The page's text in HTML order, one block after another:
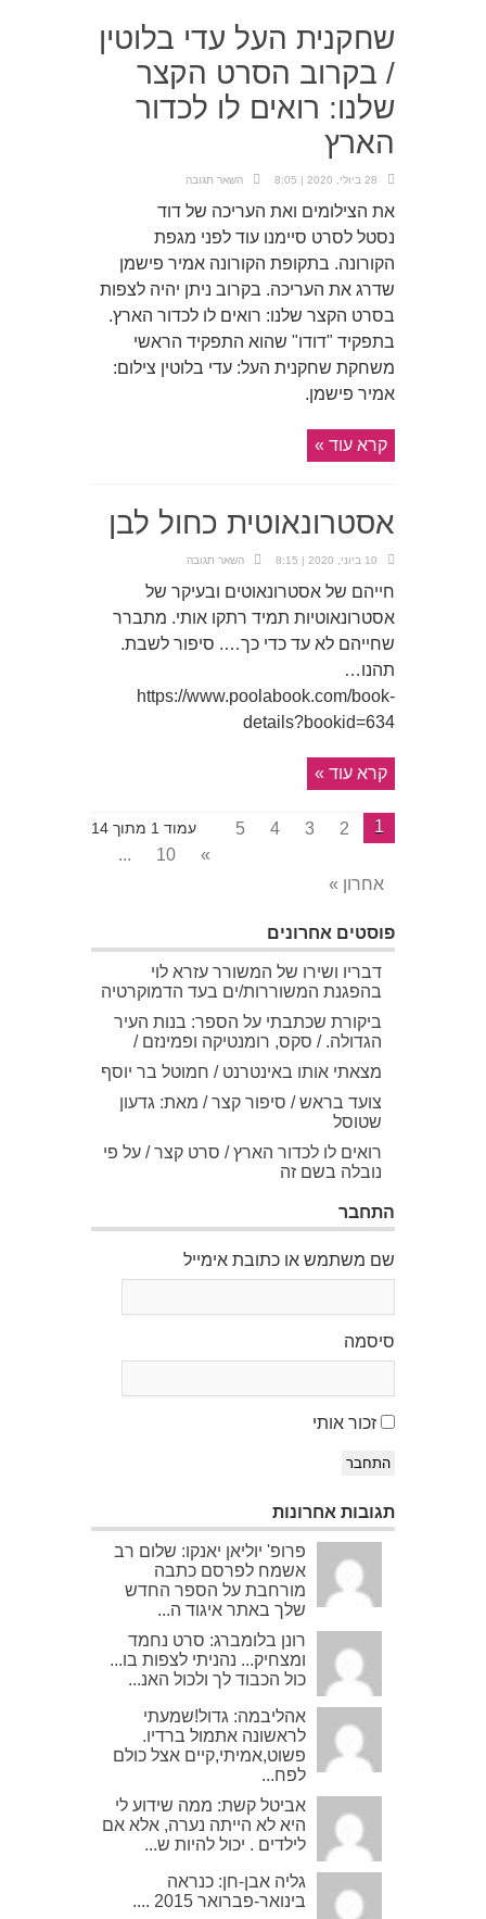
שחקנית העל עדי בלוטין
/ בקרוב הסרט הקצר
שלנו: רואים לו לכדור
הארץ
28 ביולי, 2020 | 8:05 השאר תגובה
את הצילומים ואת העריכה של דוד
נסטל לסרט סיימנו עוד לפני מגפת
הקורונה. בתקופת הקורונה אמיר פישמן
שדרג את העריכה. בקרוב ניתן יהיה לצפות
בסרט הקצר שלנו: רואים לו לכדור הארץ.
בתפקיד "דודו" שהוא התפקיד הראשי
משחקת שחקנית העל: עדי בלוטין צילום:
אמיר פישמן.
קרא עוד »
אסטרונאוטית כחול לבן
10 ביוני, 2020 | 8:15 השאר תגובה
חייהם של אסטרונאוטים ובעיקר של
אסטרונאוטיות תמיד רתקו אותי. מתברר
שחייהם לא עד כדי כך…. סיפור לשבת.
תהנו…
https://www.poolabook.com/book-
details?bookid=634
קרא עוד »
עמוד 1 מתוך 14 1
2
3
4
5
»
10
...
אחרון »
פוסטים אחרונים
דבריו ושירו של המשורר עזרא לוי
בהפגנת המשוררות/ים בעד הדמוקרטיה
ביקורת שכתבתי על הספר: בנות העיר
הגדולה. / סקס, רומנטיקה ופמינזם /
מצאתי אותו באינטרנט / חמוטל בר יוסף
צועד בראש / סיפור קצר / מאת: גדעון
שטוסל
רואים לו לכדור הארץ / סרט קצר / על פי
נובלה בשם זה
התחבר
שם משתמש או כתובת אימייל
סיסמה
זכור אותי
התחבר
תגובות אחרונות
פרופ' יוליאן יאנקו: שלום רב
אשמח לפרסם כתבה
מורחבת על הספר החדש
שלך באתר איגוד ה...
רונן בלומברג: סרט נחמד
ומצחיק... נהניתי לצפות בו...
כול הכבוד לך ולכול האנ...
אהליבמה: גדול!שמעתי
לראשונה אתמול ברדיו.
פשוט,אמיתי,קיים אצל כולם
לפח...
אביטל קשת: ממה שידוע לי
היא לא הייתה נערה, אלא אם
לילדים . יכול להיות ש...
גליה אבן-חן: כנראה
בינואר-פברואר 2015 ....